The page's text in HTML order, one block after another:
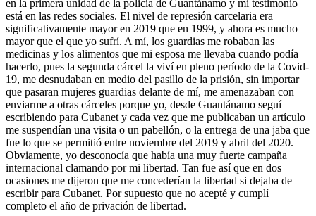
en la primera unidad de la policía de Guantánamo y mi testimonio
está en las redes sociales. El nivel de represión carcelaria era
significativamente mayor en 2019 que en 1999, y ahora es mucho
mayor que el que yo sufrí. A mí, los guardias me robaban las
medicinas y los alimentos que mi esposa me llevaba cuando podía
hacerlo, pues la segunda cárcel la viví en pleno período de la Covid-
19, me desnudaban en medio del pasillo de la prisión, sin importar
que pasaran mujeres guardias delante de mí, me amenazaban con
enviarme a otras cárceles porque yo, desde Guantánamo seguí
escribiendo para Cubanet y cada vez que me publicaban un artículo
me suspendían una visita o un pabellón, o la entrega de una jaba que
fue lo que se permitió entre noviembre del 2019 y abril del 2020.
Obviamente, yo desconocía que había una muy fuerte campaña
internacional clamando por mi libertad. Tan fue así que en dos
ocasiones me dijeron que me concederían la libertad si dejaba de
escribir para Cubanet. Por supuesto que no acepté y cumplí
completo el año de privación de libertad.